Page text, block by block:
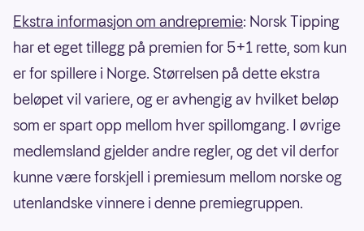
Ekstra informasjon om andrepremie: Norsk Tipping
har et eget tillegg på premien for 5+1 rette, som kun
er for spillere i Norge. Størrelsen på dette ekstra
beløpet vil variere, og er avhengig av hvilket beløp
som er spart opp mellom hver spillomgang. I øvrige
medlemsland gjelder andre regler, og det vil derfor
kunne være forskjell i premiesum mellom norske og
utenlandske vinnere i denne premiegruppen.